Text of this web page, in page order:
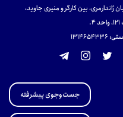
ژاندارمری، بین کارگر و منیری جاوید،
۴.
جست‌وجوی پیشرفته